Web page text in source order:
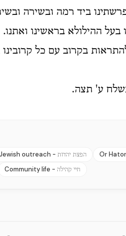
ביד רמה ובשירה
ההילולא בראשינו ואתנו.
בקרוב עם כל
ע' תצה.
outreach - הפצת יהדות Or
Community life - חיי קהילה